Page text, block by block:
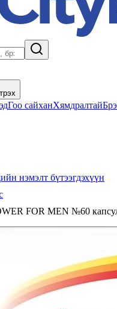
Гоо сайханХямдралтай
нэмэлт бүтээгдэхүүн
FOR MEN №60